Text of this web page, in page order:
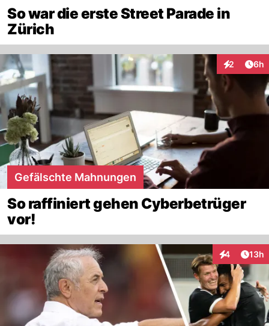
So war die erste Street Parade in
Zürich
2 6h
Gefälschte Mahnungen
So raffiniert gehen Cyberbetrüger
vor!
4
Interaktionen
13h